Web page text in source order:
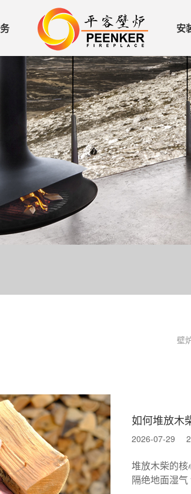
安
壁
如何堆放木
2026-07-29
堆放木柴的核
隔绝地面湿